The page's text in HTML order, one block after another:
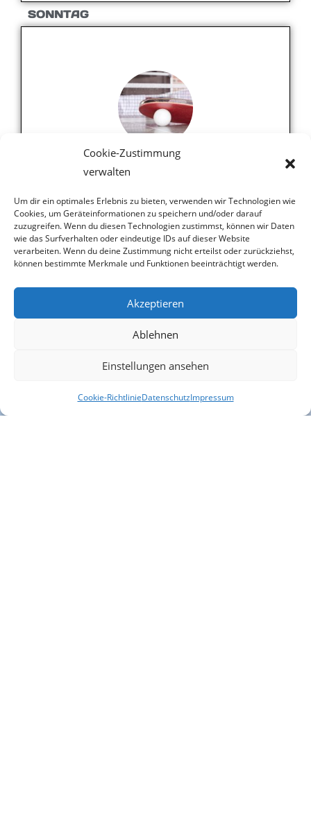
Cookie-Zustimmung
verwalten
Um dir ein optimales Erlebnis zu bieten, verwenden wir Technologien wie
Cookies, um Geräteinformationen zu speichern und/oder darauf
zuzugreifen. Wenn du diesen Technologien zustimmst, können wir Daten
wie das Surfverhalten oder eindeutige IDs auf dieser Website
verarbeiten. Wenn du deine Zustimmung nicht erteilst oder zurückziehst,
können bestimmte Merkmale und Funktionen beeinträchtigt werden.
Akzeptieren
Ablehnen
Einstellungen ansehen
Cookie-RichtlinieDatenschutzImpressum
SONNTAG
Tischtennis Alle 14 Tage
in geraden Woche
TH Kirchstraße
Kontakt